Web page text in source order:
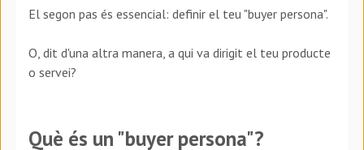
El segon pas és essencial: definir el teu "buyer persona".
O, dit d'una altra manera, a qui va dirigit el teu producte
o servei?
Què és un "buyer persona"?